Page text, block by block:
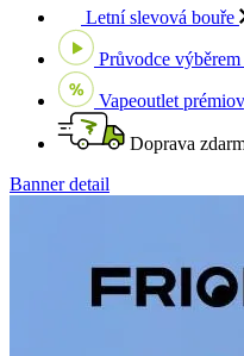
Letní slevová bouře
Průvodce výběrem
Vapeoutlet
Doprava
Banner detail